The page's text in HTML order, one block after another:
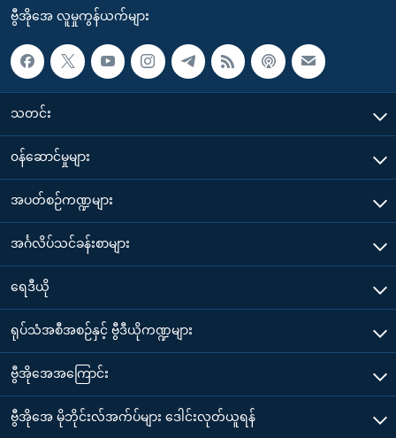
ဗွီအိုအေ လူမှုကွန်ယက်များ
သတင်း
၀န်ဆောင်မှုများ
အပတ်စဉ်ကဏ္ဍများ
အင်္ဂလိပ်သင်ခန်းစာများ
ရေဒီယို
ရုပ်သံအစီအစဉ်နှင့် ဗွီဒီယိုကဏ္ဍများ
ဗွီအိုအေအကြောင်း
ဗွီအိုအေ မိုဘိုင်းလ်အက်ပ်များ ဒေါင်းလုတ်ယူရန်